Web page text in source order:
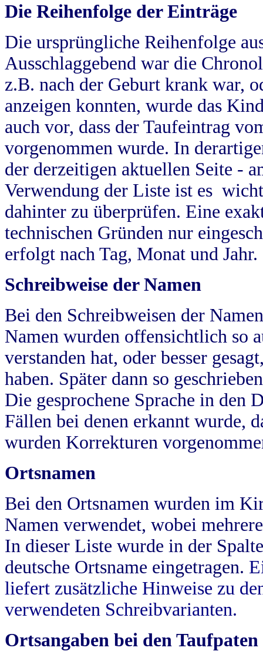
Die Reihenfolge der Einträge
Die ursprüngliche Reihenfolge
Ausschlaggebend war die
z.B. nach der Geburt krank war,
anzeigen konnten, wurde das
auch vor, dass der Taufeintrag
vorgenommen wurde. In
der derzeitigen aktuellen Seite -
Verwendung der Liste ist es
dahinter zu überprüfen. Eine
technischen Gründen nur
erfolgt nach Tag, Monat und Jahr.
Schreibweise der Namen
Bei den Schreibweisen der
Namen wurden offensichtlich so
verstanden hat, oder besser
haben. Später dann so
Die gesprochene Sprache in
Fällen bei denen erkannt wurde,
wurden Korrekturen
Ortsnamen
Bei den Ortsnamen wurden im
Namen verwendet, wobei
In dieser Liste wurde in der
deutsche Ortsname eingetragen.
liefert zusätzliche Hinweise zu
verwendeten Schreibvarianten.
Ortsangaben bei den Taufpaten